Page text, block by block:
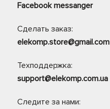
Facebook messanger
Сделать заказ:
elekomp.store@gmail.com
Техподдержка:
support@elekomp.com.ua
Следите за нами: